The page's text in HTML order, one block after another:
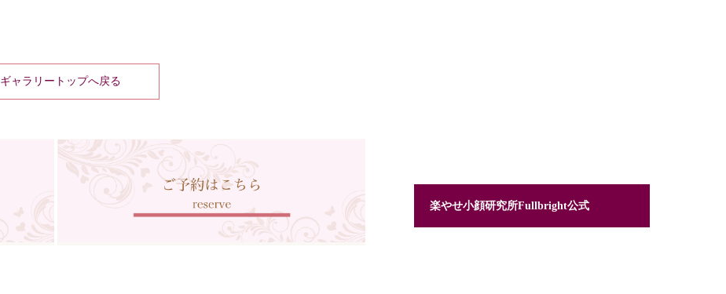
ギャラリートップへ戻る
楽やせ小顔研究所Fullbright公式